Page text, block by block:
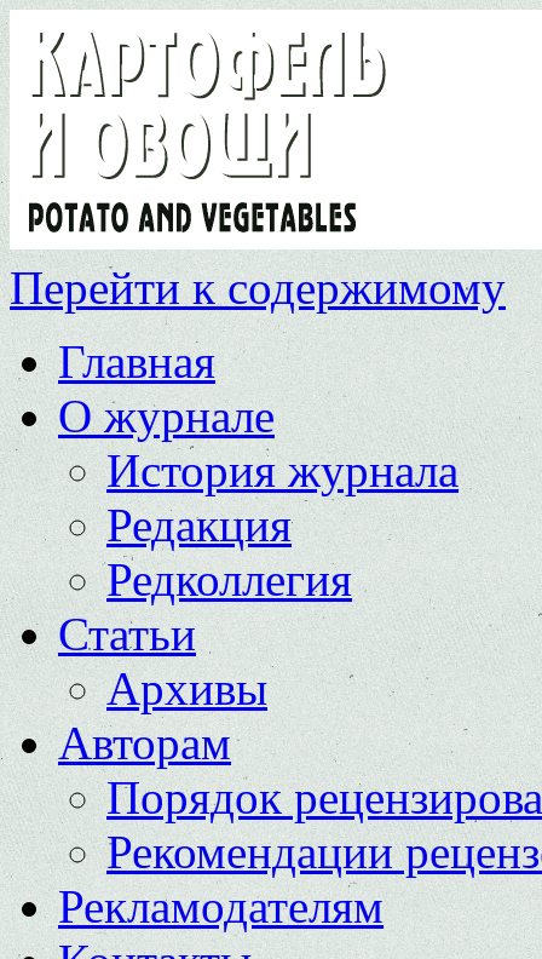
Перейти к содержимому
Главная
О журнале
История журнала
Редакция
Редколлегия
Статьи
Архивы
Авторам
Порядок
Рекомендации
Рекламодателям